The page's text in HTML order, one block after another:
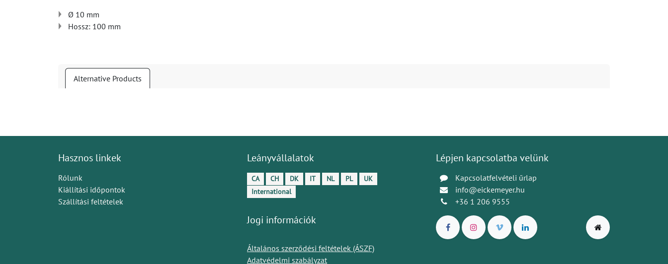
Ø 10 mm
Hossz: 100 mm
Alternative Products
Hasznos linkek
Rólunk
Kiállítási időpontok
Szállítási feltételek
Leányvállalatok
CA CH DK IT NL PL
UK
International
Jogi információk
Általános szerződési feltételek (ÁSZF)
Adatvédelmi szabályzat
Lépjen kapcsolatba velünk
Kapcsolatfelvételi űrlap
info@eickemeyer.hu
+36 1 206 9555